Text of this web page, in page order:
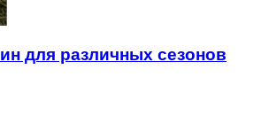
для различных сезонов